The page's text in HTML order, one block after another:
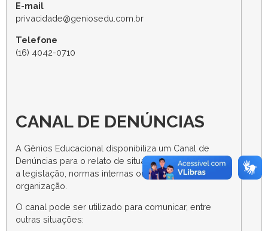
E-mail
privacidade@geniosedu.com.br
Telefone
(16) 4042-0710
CANAL DE DENÚNCIAS
A Gênios Educacional disponibiliza um Canal de
Denúncias para o relato de situações que contrariem
a legislação, normas internas ou princípios éticos da
organização.
O canal pode ser utilizado para comunicar, entre
outras situações: